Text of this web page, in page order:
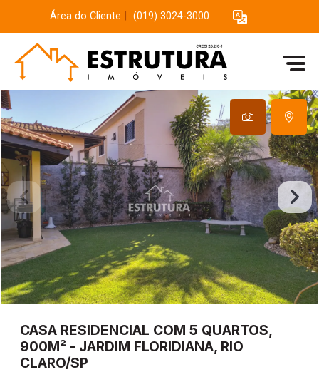
Área do Cliente (019) 3024-3000
CASA RESIDENCIAL COM 5 QUARTOS,
900M² - JARDIM FLORIDIANA, RIO
CLARO/SP